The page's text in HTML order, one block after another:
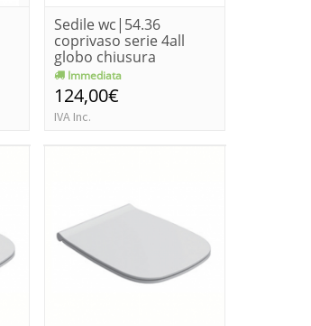
Sedile wc|54.36
coprivaso serie 4all
globo chiusura
softclose
Immediata
124,00€
IVA Inc.